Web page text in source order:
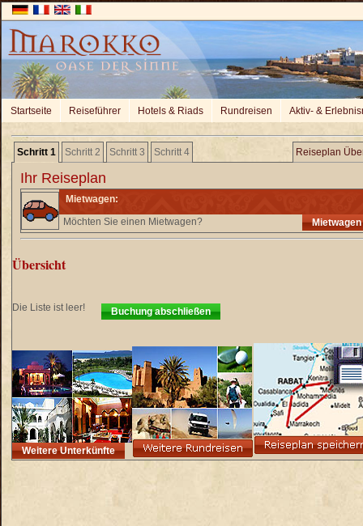
Startseite Reiseführer Hotels & Riads Rundreisen Aktiv- &
Schritt 1 Schritt 2 Schritt 3 Schritt 4 Reiseplan
Ihr Reiseplan
Mietwagen:
Möchten Sie einen Mietwagen?
Mietwagen
Übersicht
Die Liste ist leer! Buchung abschließen
Weitere Unterkünfte